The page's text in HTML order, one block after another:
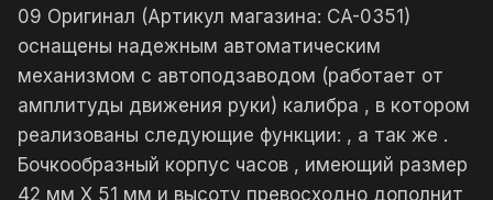
09 Оригинал (Артикул магазина: CA-0351)
оснащены надежным автоматическим
механизмом с автоподзаводом (работает от
амплитуды движения руки) калибра , в котором
реализованы следующие функции: , а так же .
Бочкообразный корпус часов , имеющий размер
42 мм X 51 мм и высоту превосходно дополнит